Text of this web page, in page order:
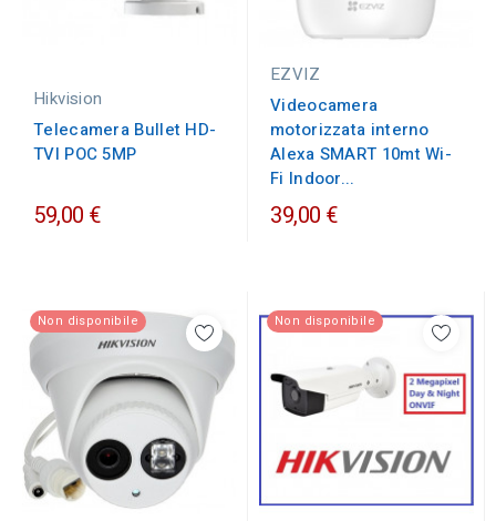
Hikvision
Telecamera Bullet HD-
TVI POC 5MP
59,00 €
EZVIZ
Videocamera
motorizzata interno
Alexa SMART 10mt Wi-
Fi Indoor...
39,00 €
Non disponibile Non disponibile